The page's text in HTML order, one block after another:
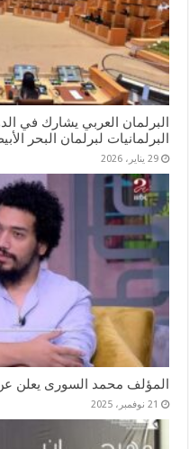
البرلمان العربي يشارك في
البرلمانيات لبرلمان البحر
29 يناير، 2026
المؤلف محمد السورى يعلن
21 نوفمبر، 2025